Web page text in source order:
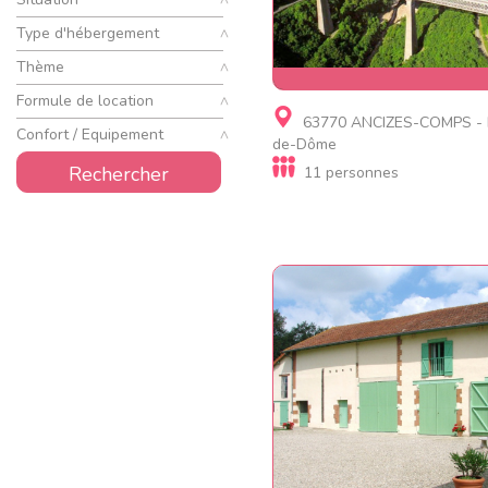
Type d'hébergement
Thème
Formule de location
Confort / Equipement
Rechercher
Gite, Résidence de
tourisme, Gite insolite
Gites du Viaduc des Fades
63770 ANCIZES-COMPS -
de-Dôme
11 personnes